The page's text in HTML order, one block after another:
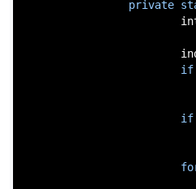
private
index =
if
if